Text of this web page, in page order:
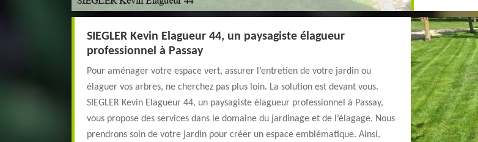
SIEGLER Kevin Elagueur 44, un paysagiste élagueur
professionnel à Passay
Pour aménager votre espace vert, assurer l’entretien de votre jardin ou
élaguer vos arbres, ne cherchez pas plus loin. La solution est devant vous.
SIEGLER Kevin Elagueur 44, un paysagiste élagueur professionnel à Passay,
vous propose des services dans le domaine du jardinage et de l’élagage. Nous
prendrons soin de votre jardin pour créer un espace emblématique. Ainsi,